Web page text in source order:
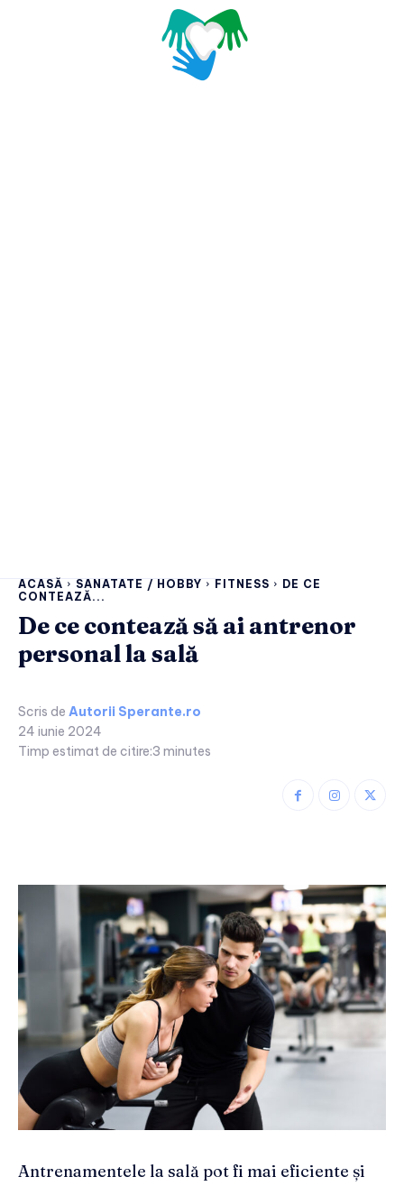
ACASĂ SANATATE / HOBBY FITNESS
DE CE
CONTEAZĂ...
De ce contează să ai antrenor
personal la sală
Scris de Autorii Sperante.ro
24 iunie 2024
Timp estimat de citire:3 minutes
Antrenamentele la sală pot fi mai eficiente și